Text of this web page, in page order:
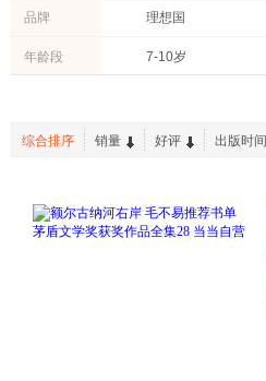
哲学/宗教
计算机/网络
北京燕山出版社
上海文化出版社
纪红建
扬·马特尔
品牌 理想国
年龄段 7-10岁
综合排序 销量 好评 出版时间